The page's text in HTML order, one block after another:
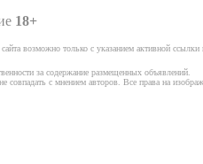
18+
возможно только с указанием активной
за содержание размещенных объявлений.
совпадать с мнением авторов. Все права на